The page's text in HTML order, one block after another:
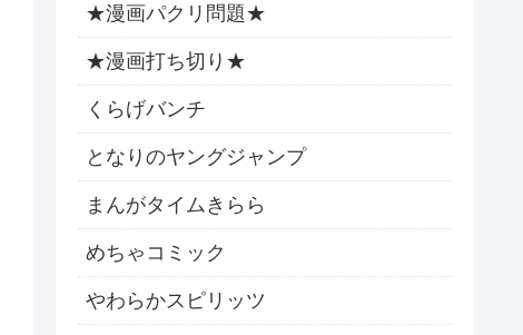
★漫画パクリ問題★
★漫画打ち切り★
くらげバンチ
となりのヤングジャンプ
まんがタイムきらら
めちゃコミック
やわらかスピリッツ